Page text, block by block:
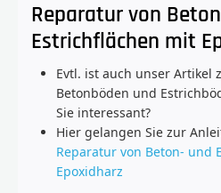
Reparatur von
Estrichflächen mit
Evtl. ist auch unser Artikel
Betonböden und
Sie interessant?
Hier gelangen Sie zur
Reparatur von Beton- und
Epoxidharz